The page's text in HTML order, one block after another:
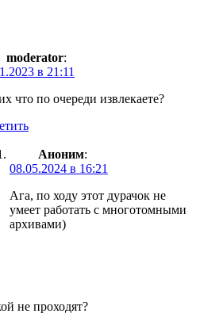
moderator:
в 21:11
что по очереди извлекаете?
Аноним:
08.05.2024 в 16:21
Ага, по ходу этот дурачок не
умеет работать с многотомными
архивами)
не проходят?